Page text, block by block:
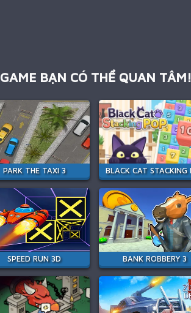
GAME BẠN CÓ THỂ QUAN TÂM!
PARK THE TAXI 3
SPEED RUN 3D BANK ROBBERY 3